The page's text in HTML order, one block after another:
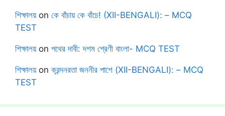
শিক্ষালয়on কে বাঁচায় কে বাঁচে! (XII-BENGALI): – MCQ
TEST
শিক্ষালয়on পথের দাবী: দশম শ্রেণী বাংলা- MCQ TEST
শিক্ষালয়onক্রন্দনরতা জননীর পাশে (XII-BENGALI): – MCQ
TEST